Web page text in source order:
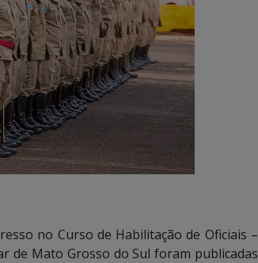
no Curso de Habilitação de Oficiais –
de Mato Grosso do Sul foram publicadas